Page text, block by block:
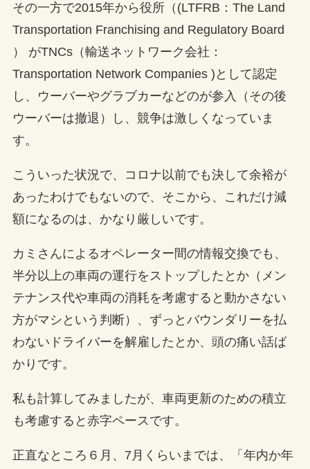
その一方で2015年から役所（(LTFRB：The Land
Transportation Franchising and Regulatory Board
） がTNCs（輸送ネットワーク会社：
Transportation Network Companies )として認定
し、ウーバーやグラブカーなどのが参入（その後
ウーバーは撤退）し、競争は激しくなっていま
す。
こういった状況で、コロナ以前でも決して余裕が
あったわけでもないので、そこから、これだけ減
額になるのは、かなり厳しいです。
カミさんによるオペレーター間の情報交換でも、
半分以上の車両の運行をストップしたとか（メン
テナンス代や車両の消耗を考慮すると動かさない
方がマシという判断）、ずっとバウンダリーを払
わないドライバーを解雇したとか、頭の痛い話ば
かりです。
私も計算してみましたが、車両更新のための積立
も考慮すると赤字ペースです。
正直なところ６月、7月くらいまでは、「年内か年